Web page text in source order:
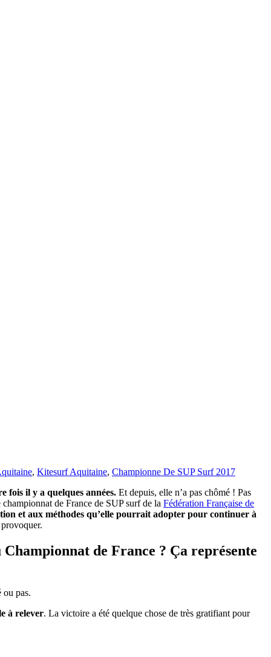
, Kitesurf Aquitaine, Championne De SUP Surf 2017
fois il y a quelques années. Et depuis, elle n’a pas chômé ! Pas
de France de SUP surf de la Fédération Française de
et aux méthodes qu’elle pourrait adopter pour continuer à
de France ? Ça représente
ou pas.
à relever. La victoire a été quelque chose de très gratifiant pour